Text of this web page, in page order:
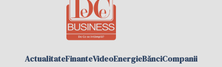
ActualitateFinanteVideoEnergieBănciCompanii